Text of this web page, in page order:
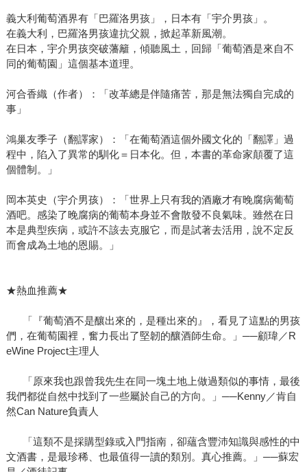
義大利葡萄酒界有「巴羅洛男孩」，日本有「宇介男孩」。
在義大利，巴羅洛男孩違抗父親，掀起革新風潮。
在日本，宇介男孩突破藩籬，傾聽風土，回歸「葡萄酒是來自不
同的葡萄園」這個基本道理。
河合香織（作者）：「改革總是伴隨痛苦，那是無法獨自完成的
事」
鴻巢友季子（翻譯家）：「在葡萄酒這個外國文化的「翻譯」過
程中，陷入了異常的馴化＝日本化。但，本書的革命家顛覆了這
個體制。」
岡本英史（宇介男孩）：「世界上只有我的酒廠才有晚腐病葡萄
酒吧。感染了晚腐病的葡萄本身並不會散發不良氣味。雖然在日
本是典型疾病，或許不該去克服它，而是試著去活用，說不定反
而會成為土地的恩賜。」
★熱血推薦★
「『葡萄酒不是釀出來的，是種出來的』，看見了這點的男孩
們，在葡萄園裡，奮力長出了堅韌的釀酒師生命。」──顧瑋／R
eWine Project主理人
「原來我也跟曾我先生在同一塊土地上做過類似的事情，最後
我們都從自然中找到了一些屬於自己的方向。」──Kenny／肯自
然Can Nature負責人
「這類不是採購型錄或入門指南，卻蘊含豐沛知識與感性的中
文酒書，是最珍稀、也最值得一讀的類別。真心推薦。」──蘇宏